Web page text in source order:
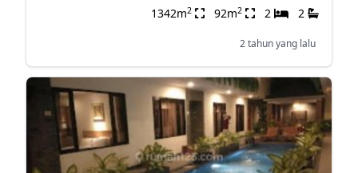
1342m2 92m2 2 2
2 tahun yang lalu